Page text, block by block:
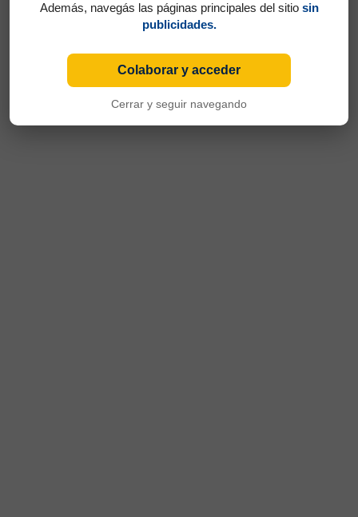
Además, navegás las páginas principales del sitio sin
publicidades.
Colaborar y acceder
Cerrar y seguir navegando